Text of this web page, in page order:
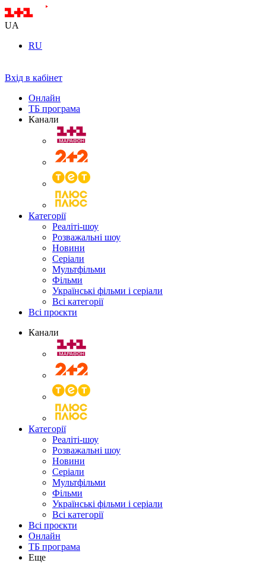
UA
RU
Вхід в кабінет
Онлайн
ТБ програма
Канали
Категорії
Реаліті-шоу
Розважальні шоу
Новини
Серіали
Мультфільми
Фільми
Українські фільми і серіали
Всі категорії
Всі проєкти
Канали
Категорії
Реаліті-шоу
Розважальні шоу
Новини
Серіали
Мультфільми
Фільми
Українські фільми і серіали
Всі категорії
Всі проєкти
Онлайн
ТБ програма
Еще